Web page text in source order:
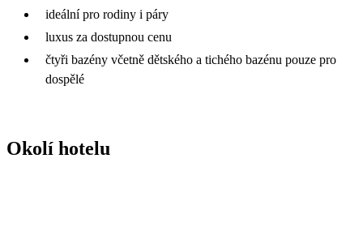
ideální pro rodiny i páry
luxus za dostupnou cenu
čtyři bazény včetně dětského a tichého bazénu pouze pro
dospělé
Okolí hotelu